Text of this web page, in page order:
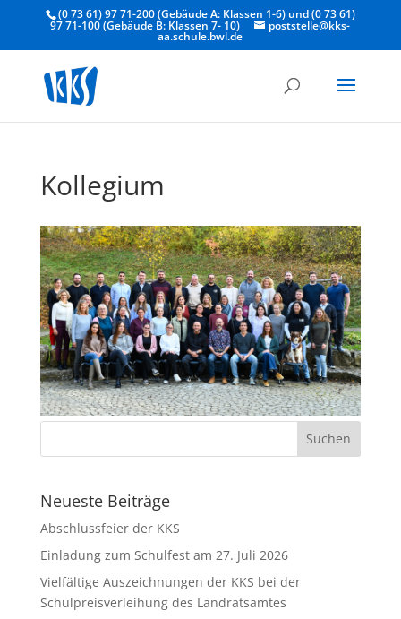
(0 73 61) 97 71-200 (Gebäude A: Klassen 1-6) und (0 73 61)
97 71-100 (Gebäude B: Klassen 7- 10) poststelle@kks-
aa.schule.bwl.de
Kollegium
Neueste Beiträge
Abschlussfeier der KKS
Einladung zum Schulfest am 27. Juli 2026
Vielfältige Auszeichnungen der KKS bei der
Schulpreisverleihung des Landratsamtes